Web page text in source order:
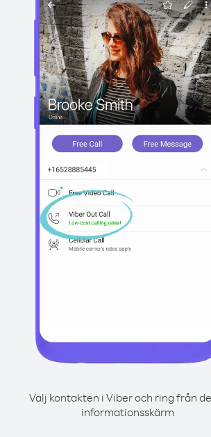
Välj kontakten i Viber och ring från
informationsskärm